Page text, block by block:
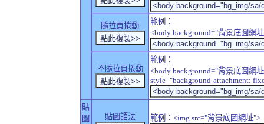
隨拉頁捲動
範例：
<body background="背景底圖網
不隨拉頁捲動
範例：
<body background="背景底圖網
style="background-attachment:
貼
圖
貼圖語法 範例：<img src="背景底圖網址">